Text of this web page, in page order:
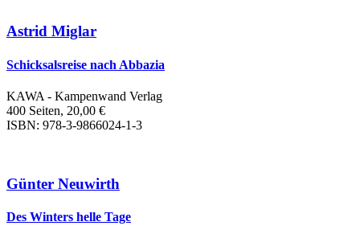
Astrid Miglar
Schicksalsreise nach Abbazia
KAWA - Kampenwand Verlag
400 Seiten, 20,00 €
ISBN: 978-3-9866024-1-3
Günter Neuwirth
Des Winters helle Tage